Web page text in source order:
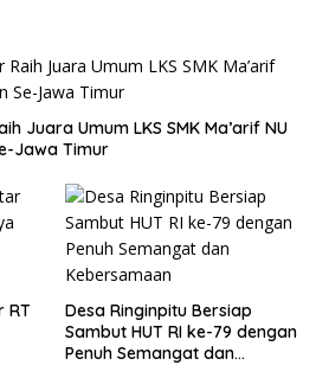
Juara Umum LKS SMK Ma’arif NU
Jawa Timur
RT
Desa Ringinpitu Bersiap
Sambut HUT RI ke-79 dengan
Penuh Semangat dan